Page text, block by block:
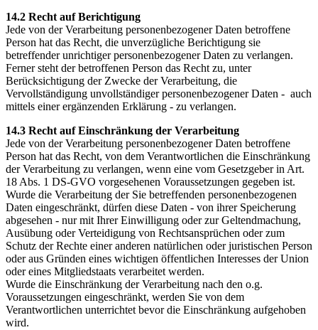
14.2 Recht auf Berichtigung
Jede von der Verarbeitung personenbezogener Daten betroffene
Person hat das Recht, die unverzügliche Berichtigung sie
betreffender unrichtiger personenbezogener Daten zu verlangen.
Ferner steht der betroffenen Person das Recht zu, unter
Berücksichtigung der Zwecke der Verarbeitung, die
Vervollständigung unvollständiger personenbezogener Daten - auch
mittels einer ergänzenden Erklärung - zu verlangen.
14.3 Recht auf Einschränkung der Verarbeitung
Jede von der Verarbeitung personenbezogener Daten betroffene
Person hat das Recht, von dem Verantwortlichen die Einschränkung
der Verarbeitung zu verlangen, wenn eine vom Gesetzgeber in Art.
18 Abs. 1 DS-GVO vorgesehenen Voraussetzungen gegeben ist.
Wurde die Verarbeitung der Sie betreffenden personenbezogenen
Daten eingeschränkt, dürfen diese Daten - von ihrer Speicherung
abgesehen - nur mit Ihrer Einwilligung oder zur Geltendmachung,
Ausübung oder Verteidigung von Rechtsansprüchen oder zum
Schutz der Rechte einer anderen natürlichen oder juristischen Person
oder aus Gründen eines wichtigen öffentlichen Interesses der Union
oder eines Mitgliedstaats verarbeitet werden.
Wurde die Einschränkung der Verarbeitung nach den o.g.
Voraussetzungen eingeschränkt, werden Sie von dem
Verantwortlichen unterrichtet bevor die Einschränkung aufgehoben
wird.